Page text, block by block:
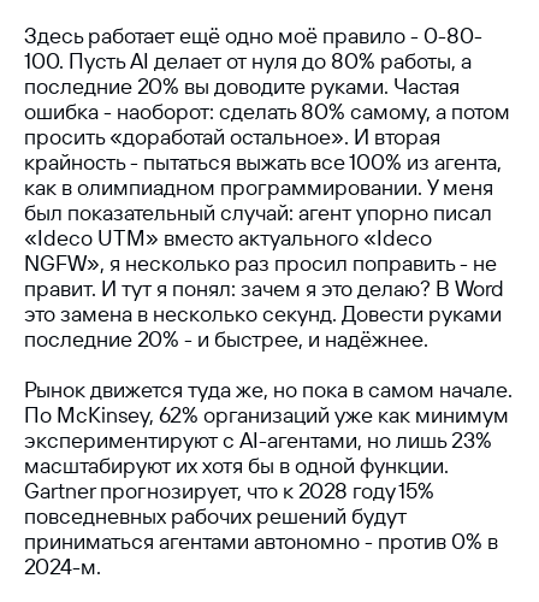
Здесь работает ещё одно моё правило - 0-80-
100. Пусть AI делает от нуля до 80% работы, а
последние 20% вы доводите руками. Частая
ошибка - наоборот: сделать 80% самому, а потом
просить «доработай остальное». И вторая
крайность - пытаться выжать все 100% из агента,
как в олимпиадном программировании. У меня
был показательный случай: агент упорно писал
«Ideco UTM» вместо актуального «Ideco
NGFW», я несколько раз просил поправить - не
правит. И тут я понял: зачем я это делаю? В Word
это замена в несколько секунд. Довести руками
последние 20% - и быстрее, и надёжнее.
Рынок движется туда же, но пока в самом начале.
По McKinsey, 62% организаций уже как минимум
экспериментируют с AI-агентами, но лишь 23%
масштабируют их хотя бы в одной функции.
Gartner прогнозирует, что к 2028 году 15%
повседневных рабочих решений будут
приниматься агентами автономно - против 0% в
2024-м.